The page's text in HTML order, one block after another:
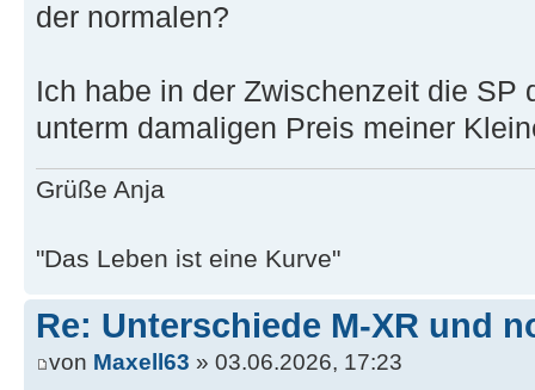
der normalen?
Ich habe in der Zwischenzeit die SP
unterm damaligen Preis meiner
Grüße Anja
"Das Leben ist eine Kurve"
Re: Unterschiede M-XR und
von Maxell63 » 03.06.2026, 17:23